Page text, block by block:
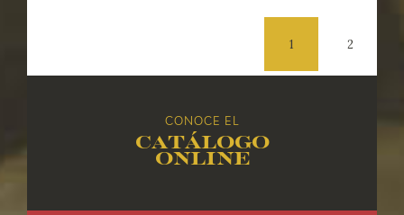
1 2
CONOCE EL
Catálogo
online